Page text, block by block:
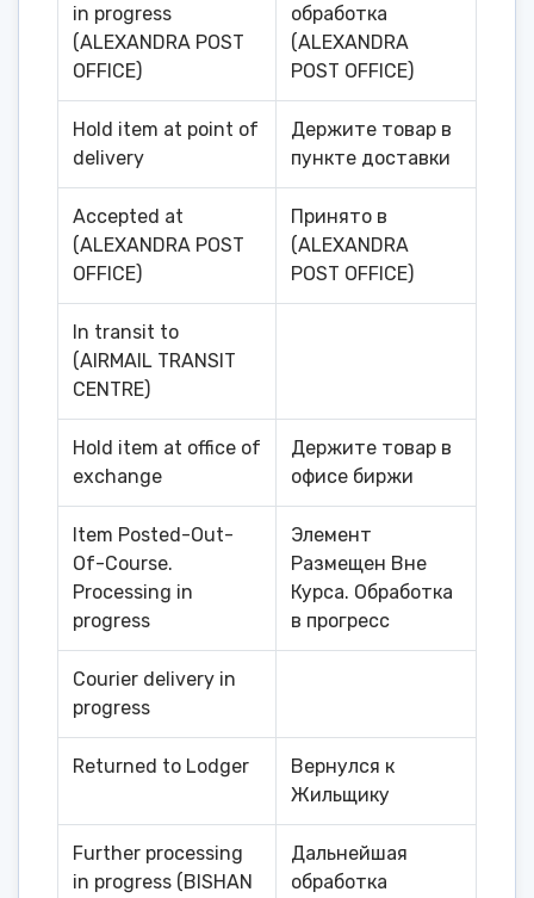
in progress
(ALEXANDRA POST
OFFICE)
обработка
(ALEXANDRA
POST OFFICE)
Hold item at point of
delivery
Держите товар в
пункте доставки
Accepted at
(ALEXANDRA POST
OFFICE)
Принято в
(ALEXANDRA
POST OFFICE)
In transit to
(AIRMAIL TRANSIT
CENTRE)
Hold item at office of
exchange
Держите товар в
офисе биржи
Item Posted-Out-
Of-Course.
Processing in
progress
Элемент
Размещен Вне
Курса. Обработка
в прогресс
Courier delivery in
progress
Returned to Lodger
Вернулся к
Жильщику
Further processing
in progress (BISHAN
Дальнейшая
обработка